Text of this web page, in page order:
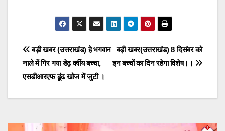
Post
navigation
बड़ी खबर(उत्तराखंड) 8 दिसंबर को
इन बच्चों का दिन रहेगा विशेष।।
बड़ी खबर (उत्तराखंड) हे भगवान
नाले में गिर गया डेढ़ वर्षीय बच्चा,
एसडीआरएफ ढूंढ खोज में जुटी ।